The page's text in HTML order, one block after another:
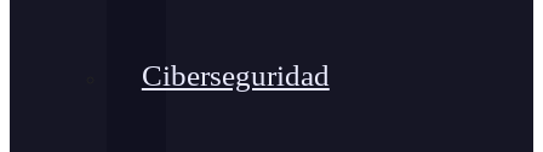
Ciberseguridad